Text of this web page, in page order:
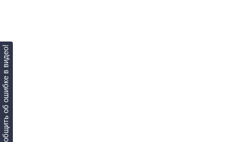
Сообщить об ошибке в видео!